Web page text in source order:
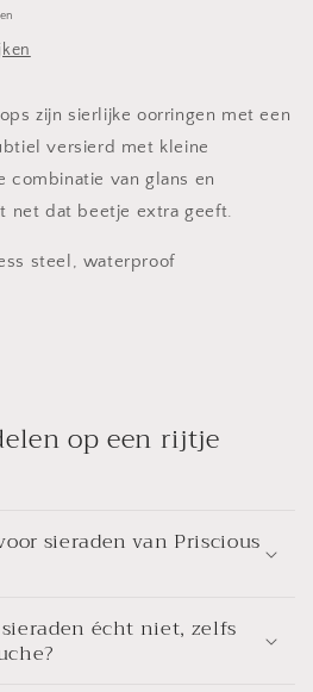
zijn sierlijke oorringen met een
versierd met kleine
combinatie van glans en
net dat beetje extra geeft.
steel, waterproof
op een rijtje
sieraden van Priscious
écht niet, zelfs